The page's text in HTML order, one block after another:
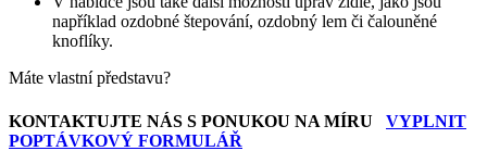
například ozdobné štepování, ozdobný lem či čalouněné
knoflíky.
Máte vlastní představu?
KONTAKTUJTE NÁS S PONUKOU NA MÍRU VYPLNIT
POPTÁVKOVÝ FORMULÁŘ